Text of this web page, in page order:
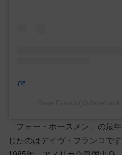
「フォー・ホースメン」の最
じたのはデイヴ・フランコで